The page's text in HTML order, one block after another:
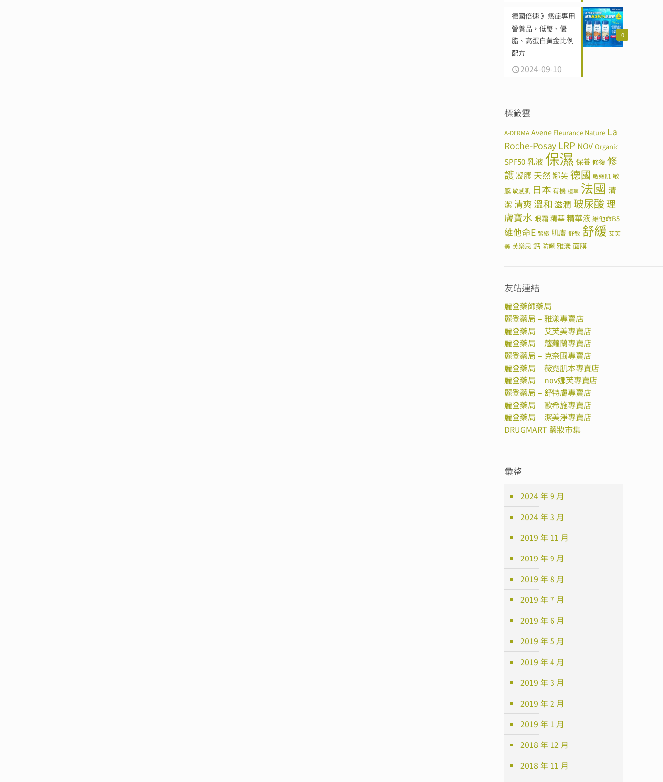
0
德國倍速 》癌症專用
營養品，低醣、優
脂、高蛋白黃金比例
配方
2024-09-10
標籤雲
A-DERMA Avene Fleurance Nature La
Roche-Posay LRP NOV Organic
SPF50 乳液 保濕 保養 修復 修
護 凝膠 天然 娜芙 德國 敏弱肌 敏
感 敏感肌 日本 有機 植萃 法國 清
潔 清爽 溫和 滋潤 玻尿酸理
膚寶水 眼霜 精華 精華液 維他命B5
維他命E 緊緻 肌膚 舒敏 舒緩 艾芙
美 芙樂思 鈣 防曬 雅漾 面膜
友站連結
麗登藥師藥局
麗登藥局 – 雅漾專賣店
麗登藥局 – 艾芙美專賣店
麗登藥局 – 蔻蘿蘭專賣店
麗登藥局 – 克奈圃專賣店
麗登藥局 – 薇霓肌本專賣店
麗登藥局 – nov娜芙專賣店
麗登藥局 – 舒特膚專賣店
麗登藥局 – 歐希施專賣店
麗登藥局 – 潔美淨專賣店
DRUGMART 藥妝市集
彙整
2024 年 9 月
2024 年 3 月
2019 年 11 月
2019 年 9 月
2019 年 8 月
2019 年 7 月
2019 年 6 月
2019 年 5 月
2019 年 4 月
2019 年 3 月
2019 年 2 月
2019 年 1 月
2018 年 12 月
2018 年 11 月